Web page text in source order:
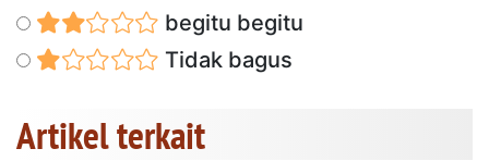
begitu begitu
Tidak bagus
Artikel terkait